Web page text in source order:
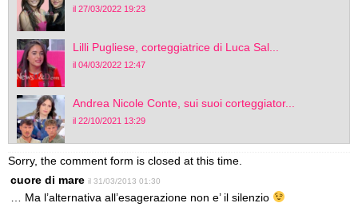
il 27/03/2022 19:23
Lilli Pugliese, corteggiatrice di Luca Sal...
il 04/03/2022 12:47
Andrea Nicole Conte, sui suoi corteggiator...
il 22/10/2021 13:29
Sorry, the comment form is closed at this time.
cuore di mare il 31/03/2013 01:30
… Ma l’alternativa all’esagerazione non e’ il silenzio